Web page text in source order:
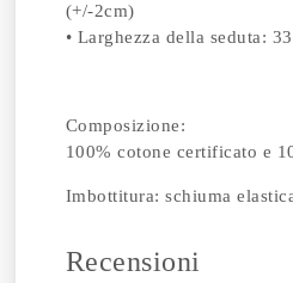
(+/-2cm)
• Larghezza della seduta:
Composizione:
100% cotone certificato e
Imbottitura: schiuma
Recensioni